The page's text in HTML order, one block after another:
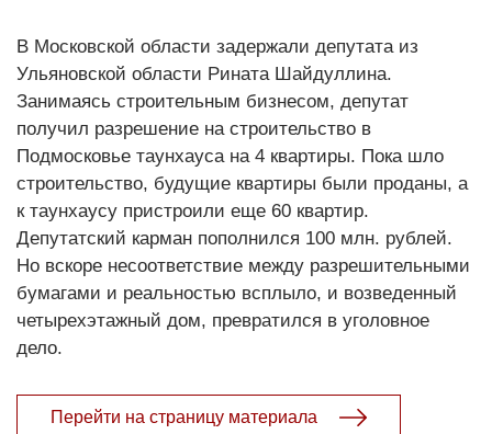
В Московской области задержали депутата из
Ульяновской области Рината Шайдуллина.
Занимаясь строительным бизнесом, депутат
получил разрешение на строительство в
Подмосковье таунхауса на 4 квартиры. Пока шло
строительство, будущие квартиры были проданы, а
к таунхаусу пристроили еще 60 квартир.
Депутатский карман пополнился 100 млн. рублей.
Но вскоре несоответствие между разрешительными
бумагами и реальностью всплыло, и возведенный
четырехэтажный дом, превратился в уголовное
дело.
Перейти на страницу материала